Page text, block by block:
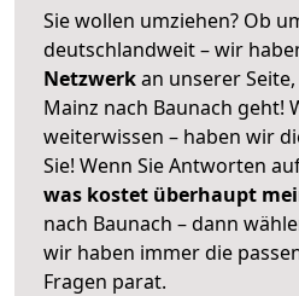
Sie wollen umziehen? Ob
deutschlandweit – wir
Netzwerkan unserer
Mainz nach Baunach geht!
weiterwissen – haben wir
Sie! Wenn Sie Antworten
was kostet überhaupt
nach Baunach – dann
wir haben immer die
Fragen parat.